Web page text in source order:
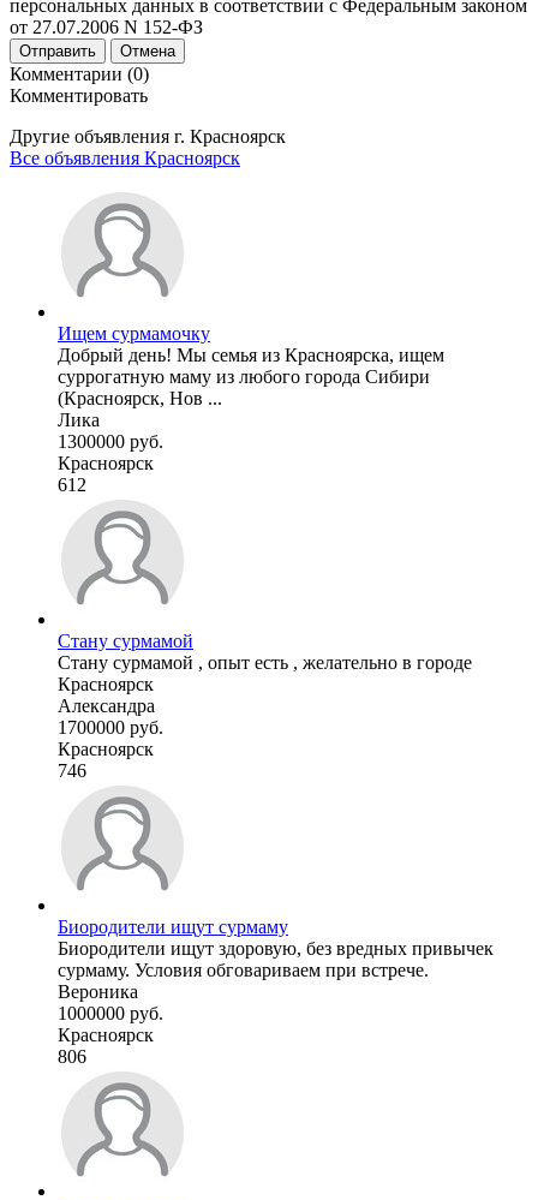
персональных данных в соответствии с Федеральным законом
от 27.07.2006 N 152-ФЗ
Отправить Отмена
Комментарии (0)
Комментировать
Другие объявления г. Красноярск
Все объявления Красноярск
Ищем сурмамочку
Добрый день! Мы семья из Красноярска, ищем
суррогатную маму из любого города Сибири
(Красноярск, Нов ...
Лика
1300000 руб.
Красноярск
612
Стану сурмамой
Стану сурмамой , опыт есть , желательно в городе
Красноярск
Александра
1700000 руб.
Красноярск
746
Биородители ищут сурмаму
Биородители ищут здоровую, без вредных привычек
сурмаму. Условия обговариваем при встрече.
Вероника
1000000 руб.
Красноярск
806